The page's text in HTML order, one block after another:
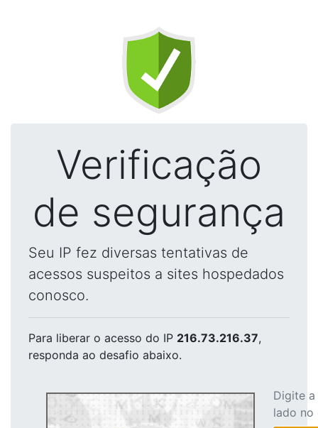
Verificação
de segurança
Seu IP fez diversas tentativas de
acessos suspeitos a sites hospedados
conosco.
Para liberar o acesso do IP 216.73.216.37,
responda ao desafio abaixo.
Digite
lado no